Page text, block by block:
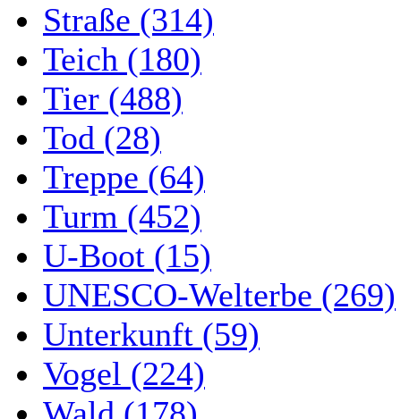
Straße (314)
Teich (180)
Tier (488)
Tod (28)
Treppe (64)
Turm (452)
U-Boot (15)
UNESCO-Welterbe (269)
Unterkunft (59)
Vogel (224)